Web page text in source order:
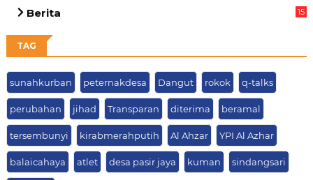
Berita
15
TAG
sunahkurban peternakdesa Dangut rokok q-talks
perubahan jihad Transparan diterima beramal
tersembunyi kirabmerahputih Al Ahzar YPI Al Azhar
balaicahaya atlet desa pasir jaya kuman sindangsari